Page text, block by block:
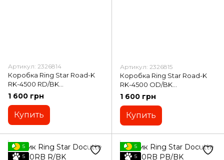
Артикул: 2326814
Коробка Ring Star Road-K
RK-4500 RD/BK
447x293x85mm (2326814)
1 600 грн
Купить
Артикул: 2326815
Коробка Ring Star Road-K
RK-4500 ОD/BK
447x293x85mm (2326815)
1 600 грн
Купить
5
5
5
5